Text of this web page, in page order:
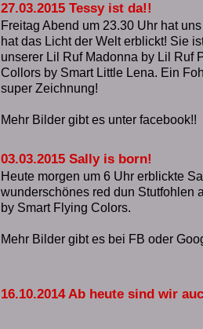
27.03.2015 Tessy ist da!!
Freitag Abend um 23.30 Uhr hat
hat das Licht der Welt erblickt! Sie
unserer Lil Ruf Madonna by Lil Ruf
Collors by Smart Little Lena. Ein
super Zeichnung!
Mehr Bilder gibt es unter facebook!!
03.03.2015 Sally is born!
Heute morgen um 6 Uhr erblickte
wunderschönes red dun Stutfohlen
by Smart Flying Colors.
Mehr Bilder gibt es bei FB oder
16.10.2014 Ab heute sind wir